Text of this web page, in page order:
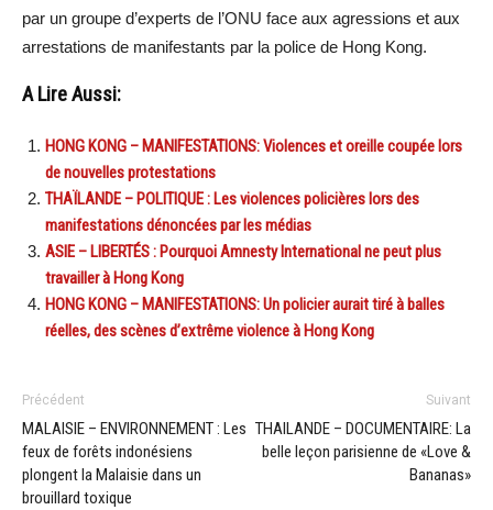
par un groupe d’experts de l’ONU face aux agressions et aux
arrestations de manifestants par la police de Hong Kong.
A Lire Aussi:
HONG KONG – MANIFESTATIONS: Violences et oreille coupée lors
de nouvelles protestations
THAÏLANDE – POLITIQUE : Les violences policières lors des
manifestations dénoncées par les médias
ASIE – LIBERTÉS : Pourquoi Amnesty International ne peut plus
travailler à Hong Kong
HONG KONG – MANIFESTATIONS: Un policier aurait tiré à balles
réelles, des scènes d’extrême violence à Hong Kong
Précédent
MALAISIE – ENVIRONNEMENT : Les
feux de forêts indonésiens
plongent la Malaisie dans un
brouillard toxique
Suivant
THAILANDE – DOCUMENTAIRE: La
belle leçon parisienne de «Love &
Bananas»